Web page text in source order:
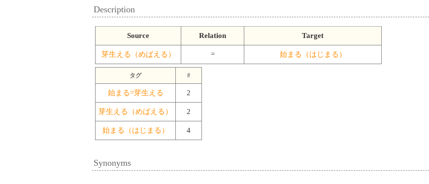
Description
Source Relation Target
芽生える（めばえる） = 始まる（はじまる）
タグ #
始まる=芽生える 2
芽生える（めばえる） 2
始まる（はじまる） 4
Synonyms